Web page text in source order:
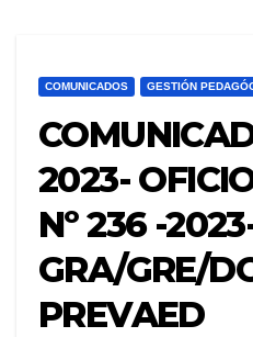
COMUNICADOS GESTIÓN
2023-
Nº 236 -
GRA/GRE/
PREVAED